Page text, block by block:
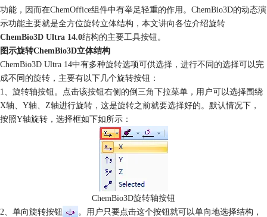
功能，因而在ChemOffice组件中有举足轻重的作用。ChemBio3D的动态演
示功能主要就是全方位旋转立体结构，本文讲向各位介绍旋转
ChemBio3D Ultra 14.0结构的主要工具按钮。
图示旋转ChemBio3D立体结构
ChemBio3D Ultra 14中有多种旋转选项可供选择，进行不同的选择可以完
成不同的旋转，主要有以下几个旋转按钮：
1、旋转轴按钮。点击该按钮右侧的倒三角下拉菜单，用户可以选择围绕
X轴、Y轴、Z轴进行旋转，这是旋转之前就要选择好的。默认情况下，
按照Y轴旋转，选择框如下如所示：
ChemBio3D旋转轴按钮
2、单向旋转按钮
。用户只要点击这个按钮就可以单向地选择结构，